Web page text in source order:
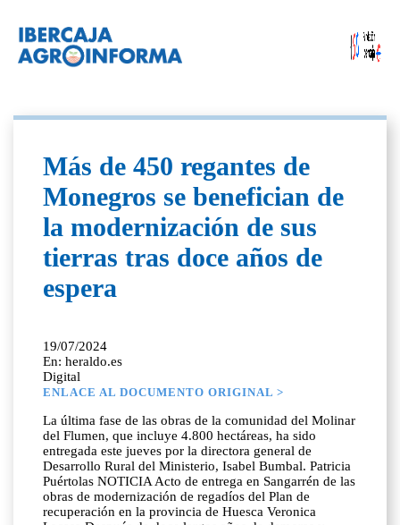
Más de 450 regantes de
Monegros se benefician de
la modernización de sus
tierras tras doce años de
espera
19/07/2024
En: heraldo.es
Digital
ENLACE AL DOCUMENTO ORIGINAL >
La última fase de las obras de la comunidad del Molinar
del Flumen, que incluye 4.800 hectáreas, ha sido
entregada este jueves por la directora general de
Desarrollo Rural del Ministerio, Isabel Bumbal. Patricia
Puértolas NOTICIA Acto de entrega en Sangarrén de las
obras de modernización de regadíos del Plan de
recuperación en la provincia de Huesca Veronica